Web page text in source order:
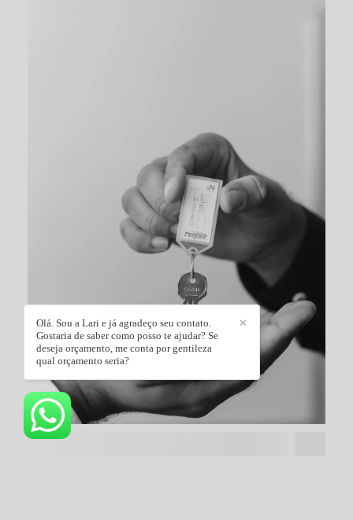
✕
Olá. Sou a Lari e já agradeço seu contato.
Gostaria de saber como posso te ajudar? Se
deseja orçamento, me conta por gentileza
qual orçamento seria?